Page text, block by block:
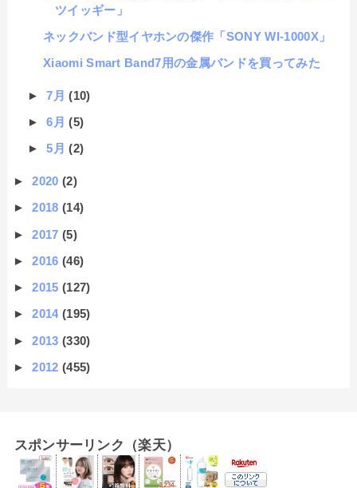
ツイッギー」
ネックバンド型イヤホンの傑作「SONY WI-1000X」
Xiaomi Smart Band7用の金属バンドを買ってみた
►7月(10)
►6月(5)
►5月(2)
►2020(2)
►2018(14)
►2017(5)
►2016(46)
►2015(127)
►2014(195)
►2013(330)
►2012(455)
スポンサーリンク（楽天）